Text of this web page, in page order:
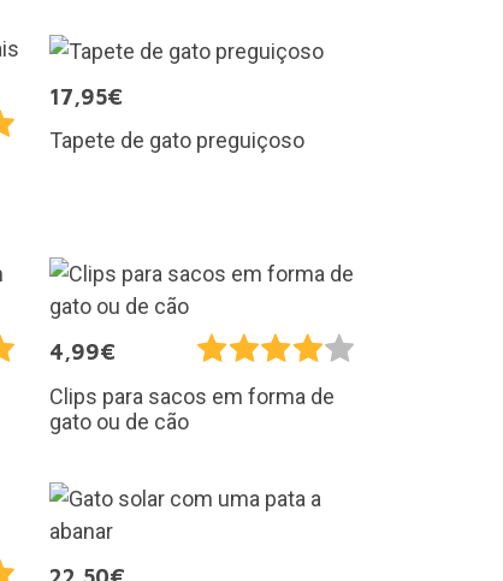
17,95€
Tapete de gato preguiçoso
4,99€
Clips para sacos em forma de
gato ou de cão